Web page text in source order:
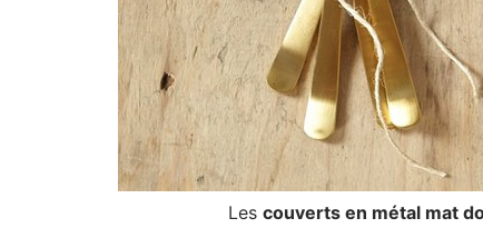
Les couverts en métal mat